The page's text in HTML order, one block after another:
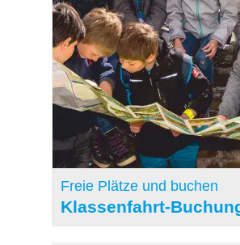
Freie Plätze und buchen
Klassenfahrt-